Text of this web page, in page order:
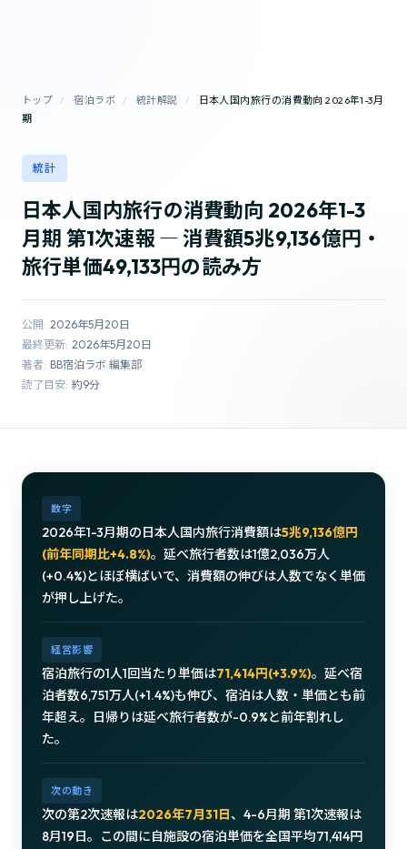
トップ / 宿泊ラボ / 統計解説 /
日本人国内旅行の消費動向 2026年1-3月
期
統計
日本人国内旅行の消費動向 2026年1-3
月期 第1次速報 ― 消費額5兆9,136億円・
旅行単価49,133円の読み方
公開: 2026年5月20日
最終更新: 2026年5月20日
著者: BB宿泊ラボ 編集部
読了目安: 約9分
数字
2026年1-3月期の日本人国内旅行消費額は5兆9,136億円
(前年同期比+4.8%)。延べ旅行者数は1億2,036万人
(+0.4%)とほぼ横ばいで、消費額の伸びは人数でなく単価
が押し上げた。
経営影響
宿泊旅行の1人1回当たり単価は71,414円(+3.9%)。延べ宿
泊者数6,751万人(+1.4%)も伸び、宿泊は人数・単価とも前
年超え。日帰りは延べ旅行者数が-0.9%と前年割れし
た。
次の動き
次の第2次速報は2026年7月31日、4-6月期 第1次速報は
8月19日。この間に自施設の宿泊単価を全国平均71,414円